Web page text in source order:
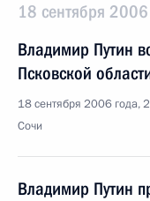
18 сентября
Владимир Путин
Псковской
18 сентября 2006 года,
Сочи
Владимир Путин